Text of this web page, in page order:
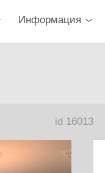
Информация
id 16013